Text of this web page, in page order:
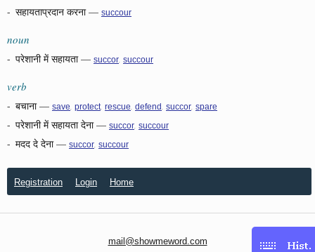
- सहायताप्रदान करना— succour
noun
- परेशानी में सहायता— succor, succour
verb
- बचाना— save, protect, rescue, defend, succor, spare
- परेशानी में सहायता देना— succor, succour
- मदद दे देना— succor, succour
Registration Login Home
mail@showmeword.com